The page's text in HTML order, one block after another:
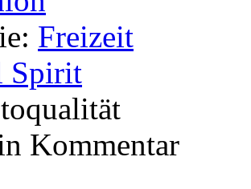
Freizeit
Spirit
Kommentar